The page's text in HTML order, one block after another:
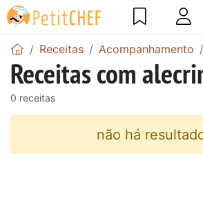
Receitas Acompanhamento
Receitas com
0 receitas
não há